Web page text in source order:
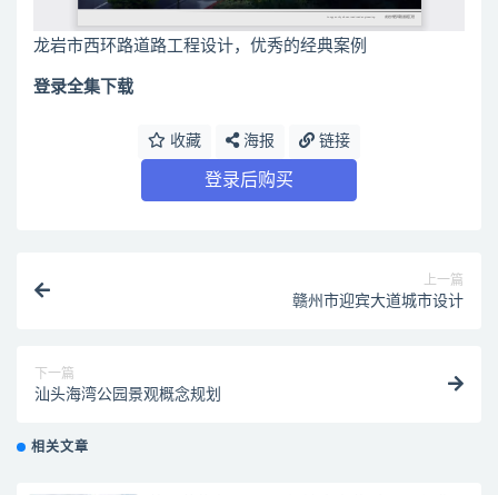
龙岩市西环路道路工程设计，优秀的经典案例
登录全集下载
收藏 海报 链接
登录后购买
上一篇
赣州市迎宾大道城市设计
下一篇
汕头海湾公园景观概念规划
相关文章